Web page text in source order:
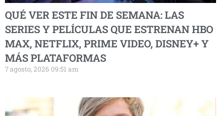
QUÉ VER ESTE FIN DE SEMANA: LAS
SERIES Y PELÍCULAS QUE ESTRENAN HBO
MAX, NETFLIX, PRIME VIDEO, DISNEY+ Y
MÁS PLATAFORMAS
7 agosto, 2026 09:51 am